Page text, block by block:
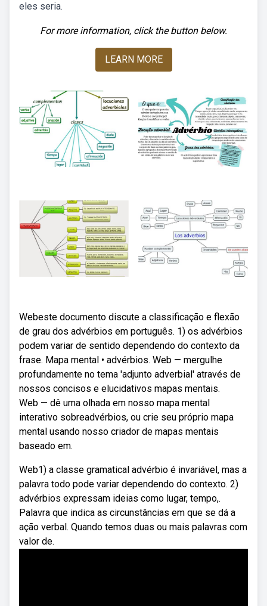
eles seria.
For more information, click the button below.
LEARN MORE
Webeste documento discute a classificação e flexão
de grau dos advérbios em português. 1) os advérbios
podem variar de sentido dependendo do contexto da
frase. Mapa mental • advérbios. Web — mergulhe
profundamente no tema 'adjunto adverbial' através de
nossos concisos e elucidativos mapas mentais.
Web — dê uma olhada em nosso mapa mental
interativo sobreadvérbios, ou crie seu próprio mapa
mental usando nosso criador de mapas mentais
baseado em.
Web1) a classe gramatical advérbio é invariável, mas a
palavra todo pode variar dependendo do contexto. 2)
advérbios expressam ideias como lugar, tempo,.
Palavra que indica as circunstâncias em que se dá a
ação verbal. Quando temos duas ou mais palavras com
valor de.